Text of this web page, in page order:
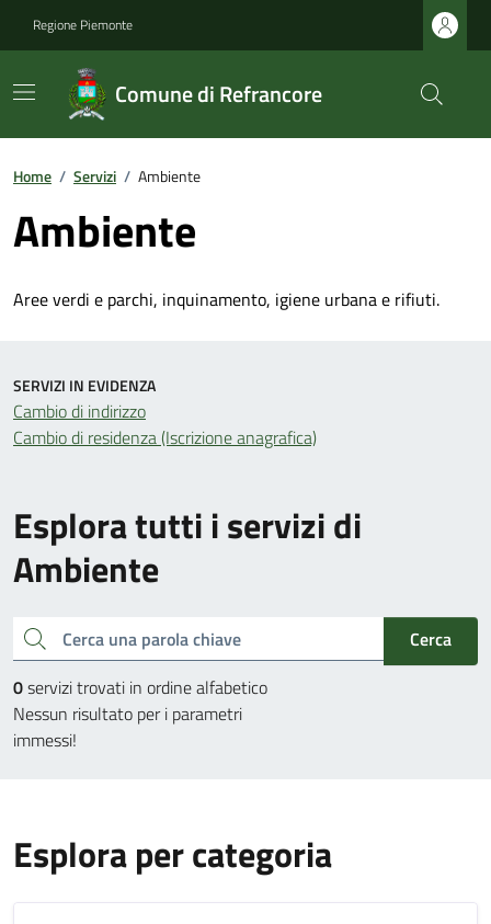
Regione Piemonte
Comune di Refrancore
Home / Servizi / Ambiente
Ambiente
Aree verdi e parchi, inquinamento, igiene urbana e rifiuti.
Esplora tutti i servizi di
Ambiente
Cerca una parola chiave
Cerca
0servizi trovati in ordine alfabetico
Nessun risultato per i parametri
immessi!
SERVIZI IN EVIDENZA
Cambio di indirizzo
Cambio di residenza (Iscrizione anagrafica)
Esplora per categoria